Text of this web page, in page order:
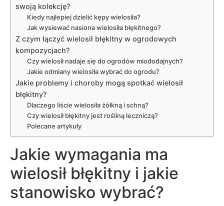
swoją kolekcję?
Kiedy najlepiej dzielić kępy wielosiła?
Jak wysiewać nasiona wielosiła błękitnego?
Z czym łączyć wielosił błękitny w ogrodowych
kompozycjach?
Czy wielosił nadaje się do ogrodów miododajnych?
Jakie odmiany wielosiła wybrać do ogrodu?
Jakie problemy i choroby mogą spotkać wielosił
błękitny?
Dlaczego liście wielosiła żółkną i schną?
Czy wielosił błękitny jest rośliną leczniczą?
Polecane artykuły
Jakie wymagania ma
wielosił błękitny i jakie
stanowisko wybrać?